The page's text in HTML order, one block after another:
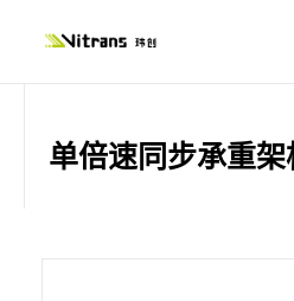
单倍速同步承重架